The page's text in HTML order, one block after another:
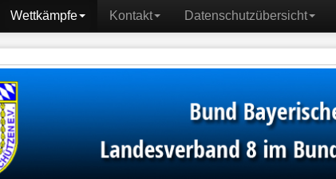
Wettkämpfe Kontakt Datenschutzübersicht